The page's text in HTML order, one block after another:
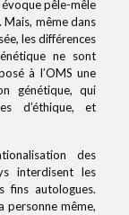
pêle-mêle
même dans
les différences
ne sont
à l’OMS une
génétique, qui
d’éthique, et
des
interdisent les
fins autologues.
personne même,